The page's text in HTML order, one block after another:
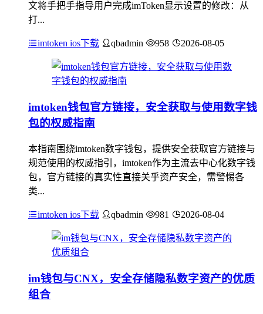
文将手把手指导用户完成imToken显示设置的修改：从
打...
imtoken ios下载 qbadmin 958 2026-08-05
imtoken钱包官方链接，安全获取与使用数字钱
包的权威指南
本指南围绕imtoken数字钱包，提供安全获取官方链接与
规范使用的权威指引，imtoken作为主流去中心化数字钱
包，官方链接的真实性直接关乎资产安全，需警惕各
类...
imtoken ios下载 qbadmin 981 2026-08-04
im钱包与CNX，安全存储隐私数字资产的优质
组合